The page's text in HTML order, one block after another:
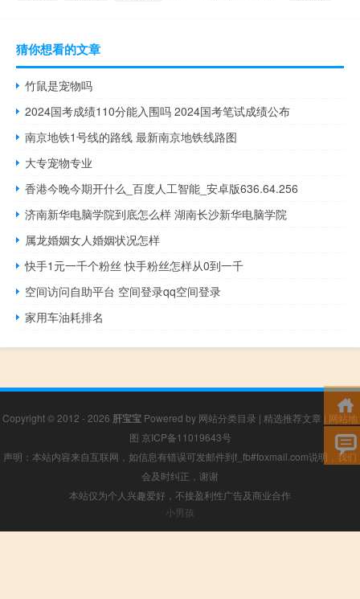
猜你想看的文章
竹鼠是宠物吗
2024国考成绩110分能入围吗 2024国考笔试成绩公布
南京地铁1号线的路线 最新南京地铁线路图
大专宠物专业
香港今晚今期开什么_百度人工智能_安卓版636.64.256
济南新华电脑学院到底怎么样 湖南长沙新华电脑学院
属龙婚姻女人婚姻状况怎样
快手1元一千个粉丝 快手粉丝怎样从0到一千
空间访问自助平台 空间登录qq空间登录
家用车油耗排名
Copyright © 2012 - 2026 肝宝宝 Powered by 网站分类目录 | 精选推荐文章 | 网站地
图 京ICP备11019643号
声明：本站内容来自互联网，如信息有错误可发邮件到f_fb#foxmail.com说明，我们
会及时纠正，谢谢
本站仅为个人兴趣爱好，不接盈利性广告及商业合作
小男孩